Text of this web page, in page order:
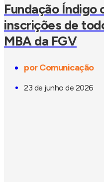
Fundação Índigo
inscrições de
MBA da FGV
porComunicação
23 de junho de 2026